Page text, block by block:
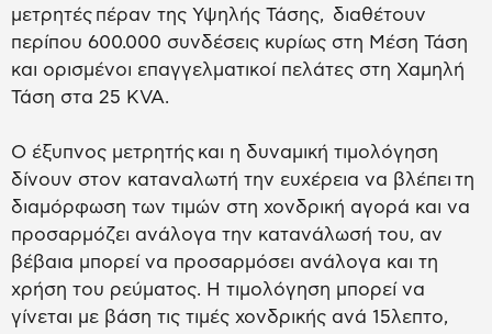
μετρητές πέραν της Υψηλής Τάσης, διαθέτουν
περίπου 600.000 συνδέσεις κυρίως στη Μέση Τάση
και ορισμένοι επαγγελματικοί πελάτες στη Χαμηλή
Τάση στα 25 KVA.
Ο έξυπνος μετρητής και η δυναμική τιμολόγηση
δίνουν στον καταναλωτή την ευχέρεια να βλέπει τη
διαμόρφωση των τιμών στη χονδρική αγορά και να
προσαρμόζει ανάλογα την κατανάλωσή του, αν
βέβαια μπορεί να προσαρμόσει ανάλογα και τη
χρήση του ρεύματος. Η τιμολόγηση μπορεί να
γίνεται με βάση τις τιμές χονδρικής ανά 15λεπτο,